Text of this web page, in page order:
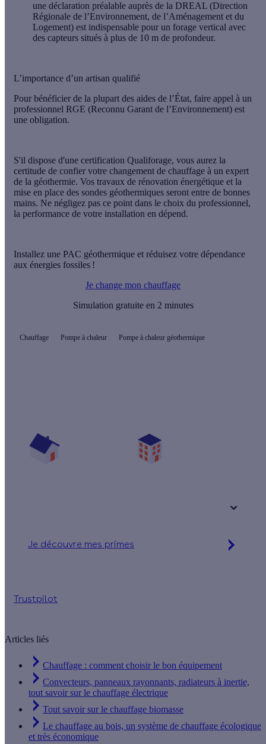
une déclaration préalable auprès de la DREAL (Direction
Régionale de l’Environnement, de l’Aménagement et du
Logement) est indispensable pour un forage vertical avec
des capteurs situés à plus de 10 m de profondeur.
L’importance d’un artisan qualifié
Pour bénéficier de la plupart des aides de l’État, faire appel à un
professionnel RGE (Reconnu Garant de l’Environnement) est
une obligation.
S'il dispose d'une certification Qualiforage, vous aurez la
certitude de confier votre changement de chauffage à un expert
de la géothermie. Vos travaux de rénovation énergétique et la
mise en place des sondes géothermiques seront entre de bonnes
mains. Ne négligez pas ce point dans le choix du professionnel,
la performance de votre installation en dépend.
Installez une PAC géothermique et réduisez votre dépendance
aux énergies fossiles !
Je change mon chauffage
Simulation gratuite en 2 minutes
Chauffage Pompe à chaleur Pompe à chaleur géothermique
Je découvre mes primes
Trustpilot
Articles liés
Chauffage : comment choisir le bon équipement
Convecteurs, panneaux rayonnants, radiateurs à inertie,
tout savoir sur le chauffage électrique
Tout savoir sur le chauffage biomasse
Le chauffage au bois, un système de chauffage écologique
et très économique